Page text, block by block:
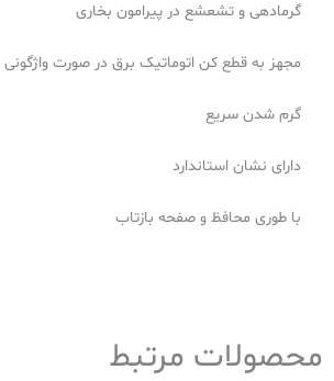
گرمادهی و تشعشع در پیرامون بخاری
مجهز به قطع کن اتوماتیک برق در صورت واژگونی
گرم شدن سریع
دارای نشان استاندارد
با طوری محافظ و صفحه بازتاب
محصولات مرتبط